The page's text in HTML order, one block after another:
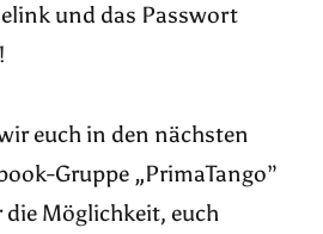
und das Passwort
euch in den nächsten
Gruppe „PrimaTango”
Möglichkeit, euch